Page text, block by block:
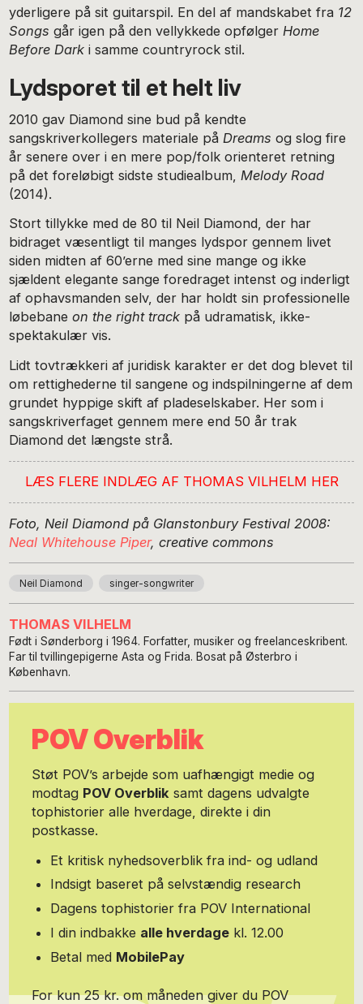
yderligere på sit guitarspil. En del af mandskabet fra 12
Songs går igen på den vellykkede opfølger Home
Before Dark i samme countryrock stil.
Lydsporet til et helt liv
2010 gav Diamond sine bud på kendte
sangskriverkollegers materiale på Dreams og slog fire
år senere over i en mere pop/folk orienteret retning
på det foreløbigt sidste studiealbum, Melody Road
(2014).
Stort tillykke med de 80 til Neil Diamond, der har
bidraget væsentligt til manges lydspor gennem livet
siden midten af 60’erne med sine mange og ikke
sjældent elegante sange foredraget intenst og inderligt
af ophavsmanden selv, der har holdt sin professionelle
løbebaneon the right track på udramatisk, ikke-
spektakulær vis.
Lidt tovtrækkeri af juridisk karakter er det dog blevet til
om rettighederne til sangene og indspilningerne af dem
grundet hyppige skift af pladeselskaber. Her som i
sangskriverfaget gennem mere end 50 år trak
Diamond det længste strå.
LÆS FLERE INDLÆG AF THOMAS VILHELM HER
Foto, Neil Diamond på Glanstonbury Festival 2008:
Neal Whitehouse Piper, creative commons
Neil Diamond singer-songwriter
THOMAS VILHELM
Født i Sønderborg i 1964. Forfatter, musiker og freelanceskribent.
Far til tvillingepigerne Asta og Frida. Bosat på Østerbro i
København.
POV Overblik
Støt POV’s arbejde som uafhængigt medie og
modtag POV Overblik samt dagens udvalgte
tophistorier alle hverdage, direkte i din
postkasse.
Et kritisk nyhedsoverblik fra ind- og udland
Indsigt baseret på selvstændig research
Dagens tophistorier fra POV International
I din indbakke alle hverdage kl. 12.00
Betal med MobilePay
For kun 25 kr. om måneden giver du POV